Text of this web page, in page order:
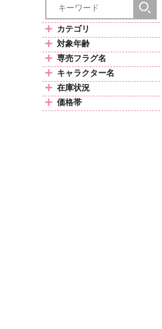
カテゴリ
対象年齢
専売フラグ名
キャラクター名
在庫状況
価格帯